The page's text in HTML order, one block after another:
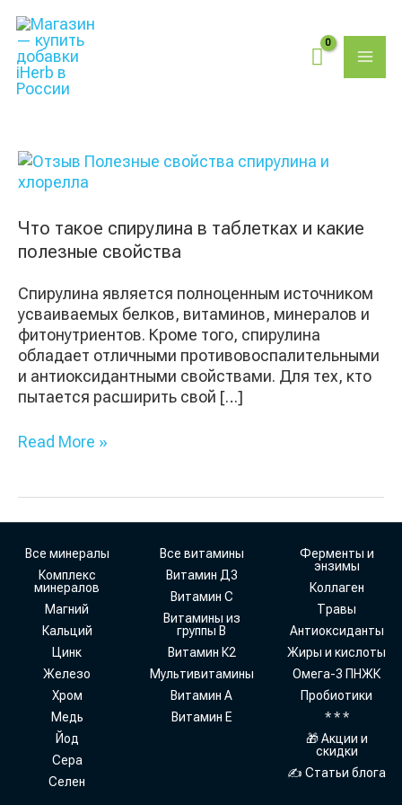
содержимому
Что такое спирулина в таблетках и какие
полезные свойства
Спирулина является полноценным источником
усваиваемых белков, витаминов, минералов и
фитонутриентов. Кроме того, спирулина
обладает отличными противовоспалительными
и антиоксидантными свойствами. Для тех, кто
пытается расширить свой […]
Что
такое
в
и
какие
полезные
свойства
Read More »
Все минералы
Комплекс
минералов
Магний
Кальций
Цинк
Железо
Хром
Медь
Йод
Сера
Селен
Все витамины
Витамин Д3
Витамин С
Витамины из
группы В
Витамин К2
Мультивитамины
Витамин А
Витамин Е
Ферменты и
энзимы
Коллаген
Травы
Антиоксиданты
Жиры и кислоты
Омега-3 ПНЖК
Пробиотики
* * *
🎁 Акции и
скидки
✍ Статьи блога
товаров